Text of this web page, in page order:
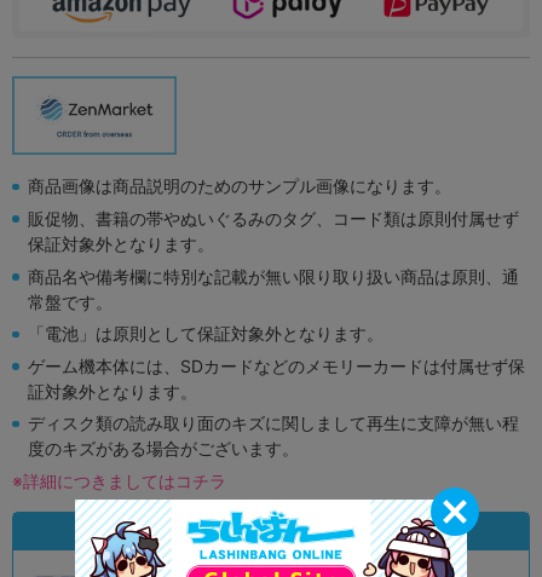
商品画像は商品説明のためのサンプル画像になります。
販促物、書籍の帯やぬいぐるみのタグ、コード類は原則付属せず
保証対象外となります。
商品名や備考欄に特別な記載が無い限り取り扱い商品は原則、通
常盤です。
「電池」は原則として保証対象外となります。
ゲーム機本体には、SDカードなどのメモリーカードは付属せず保
証対象外となります。
ディスク類の読み取り面のキズに関しまして再生に支障が無い程
度のキズがある場合がございます。
※詳細につきましてはコチラ
状態違いの同一商品